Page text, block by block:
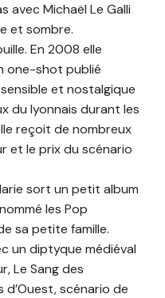
avec Michaël Le Galli
et sombre.
En 2008 elle
one-shot publié
et nostalgique
du lyonnais durant les
reçoit de nombreux
et le prix du scénario
sort un petit album
les Pop
sa petite famille.
un diptyque médiéval
Le Sang des
scénario de